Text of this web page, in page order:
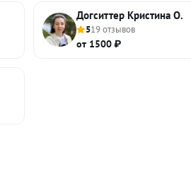
Догситтер Кристина О.
519 отзывов
от 1500 ₽